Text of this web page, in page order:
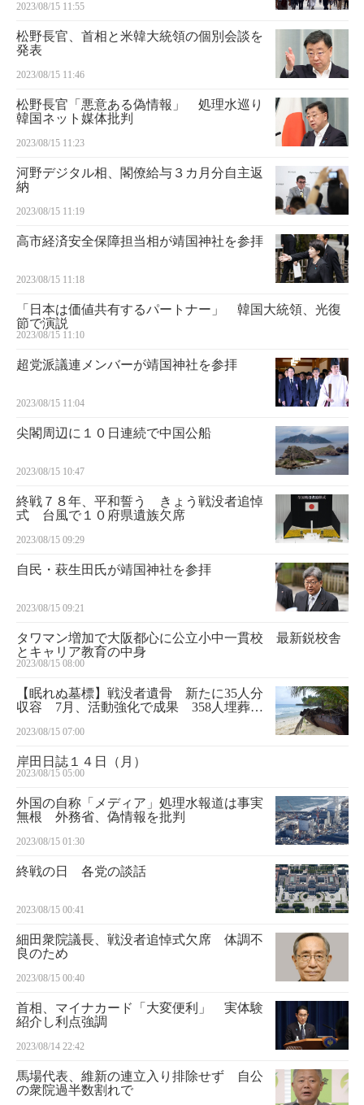
2023/08/15 11:55
松野長官、首相と米韓大統領の個別会談を
発表
2023/08/15 11:46
松野長官「悪意ある偽情報」 処理水巡り
韓国ネット媒体批判
2023/08/15 11:23
河野デジタル相、閣僚給与３カ月分自主返
納
2023/08/15 11:19
高市経済安全保障担当相が靖国神社を参拝
2023/08/15 11:18
「日本は価値共有するパートナー」 韓国大統領、光復
節で演説
2023/08/15 11:10
超党派議連メンバーが靖国神社を参拝
2023/08/15 11:04
尖閣周辺に１０日連続で中国公船
2023/08/15 10:47
終戦７８年、平和誓う きょう戦没者追悼
式 台風で１０府県遺族欠席
2023/08/15 09:29
自民・萩生田氏が靖国神社を参拝
2023/08/15 09:21
タワマン増加で大阪都心に公立小中一貫校 最新鋭校舎
とキャリア教育の中身
2023/08/15 08:00
【眠れぬ墓標】戦没者遺骨 新たに35人分
収容 7月、活動強化で成果 358人埋葬の
2023/08/15 07:00
岸田日誌１４日（月）
2023/08/15 05:00
外国の自称「メディア」処理水報道は事実
無根 外務省、偽情報を批判
2023/08/15 01:30
終戦の日 各党の談話
2023/08/15 00:41
細田衆院議長、戦没者追悼式欠席 体調不
良のため
2023/08/15 00:40
首相、マイナカード「大変便利」 実体験
紹介し利点強調
2023/08/14 22:42
馬場代表、維新の連立入り排除せず 自公
の衆院過半数割れで